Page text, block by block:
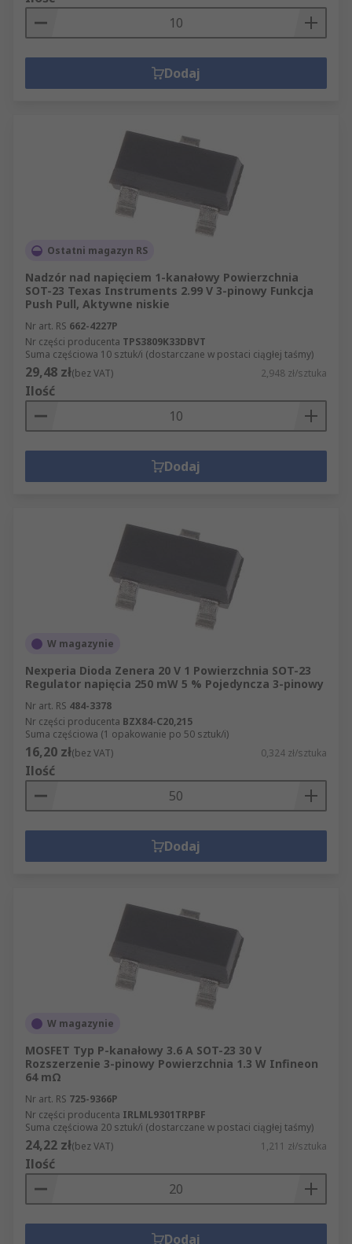
Dodaj
Ostatni magazyn RS
Nadzór nad napięciem 1-kanałowy Powierzchnia
SOT-23 Texas Instruments 2.99 V 3-pinowy Funkcja
Push Pull, Aktywne niskie
Nr art. RS 662-4227P
Nr części producenta TPS3809K33DBVT
Suma częściowa 10 sztuk/i (dostarczane w postaci ciągłej taśmy)
29,48 zł(bez VAT) 2,948 zł/sztuka
Ilość
Dodaj
W magazynie
Nexperia Dioda Zenera 20 V 1 Powierzchnia SOT-23
Regulator napięcia 250 mW 5 % Pojedyncza 3-pinowy
Nr art. RS 484-3378
Nr części producenta BZX84-C20,215
Suma częściowa (1 opakowanie po 50 sztuk/i)
16,20 zł(bez VAT) 0,324 zł/sztuka
Ilość
Dodaj
W magazynie
MOSFET Typ P-kanałowy 3.6 A SOT-23 30 V
Rozszerzenie 3-pinowy Powierzchnia 1.3 W Infineon
64 mΩ
Nr art. RS 725-9366P
Nr części producenta IRLML9301TRPBF
Suma częściowa 20 sztuk/i (dostarczane w postaci ciągłej taśmy)
24,22 zł(bez VAT) 1,211 zł/sztuka
Ilość
Dodaj